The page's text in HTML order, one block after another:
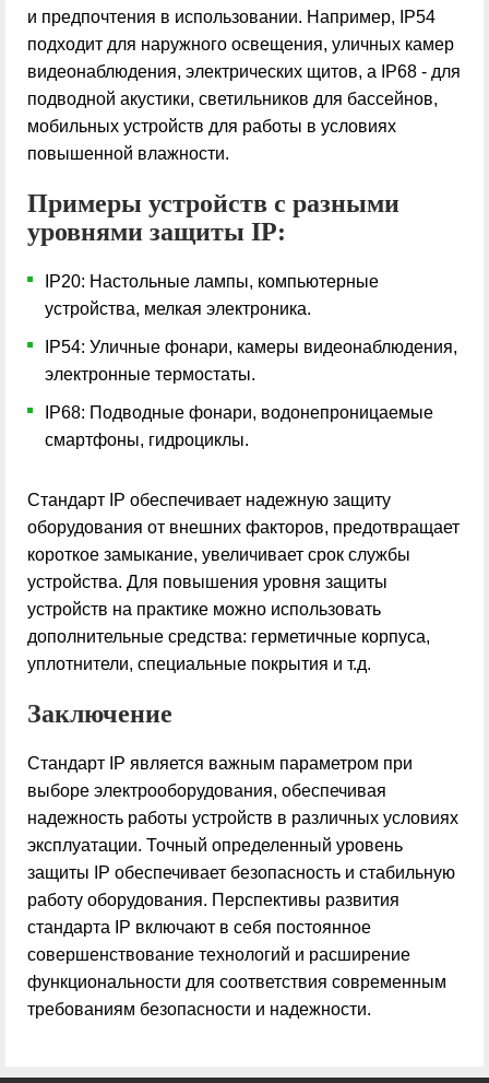
и предпочтения в использовании. Например, IP54
подходит для наружного освещения, уличных камер
видеонаблюдения, электрических щитов, а IP68 - для
подводной акустики, светильников для бассейнов,
мобильных устройств для работы в условиях
повышенной влажности.
Примеры устройств с разными
уровнями защиты IP:
IP20: Настольные лампы, компьютерные
устройства, мелкая электроника.
IP54: Уличные фонари, камеры видеонаблюдения,
электронные термостаты.
IP68: Подводные фонари, водонепроницаемые
смартфоны, гидроциклы.
Стандарт IP обеспечивает надежную защиту
оборудования от внешних факторов, предотвращает
короткое замыкание, увеличивает срок службы
устройства. Для повышения уровня защиты
устройств на практике можно использовать
дополнительные средства: герметичные корпуса,
уплотнители, специальные покрытия и т.д.
Заключение
Стандарт IP является важным параметром при
выборе электрооборудования, обеспечивая
надежность работы устройств в различных условиях
эксплуатации. Точный определенный уровень
защиты IP обеспечивает безопасность и стабильную
работу оборудования. Перспективы развития
стандарта IP включают в себя постоянное
совершенствование технологий и расширение
функциональности для соответствия современным
требованиям безопасности и надежности.